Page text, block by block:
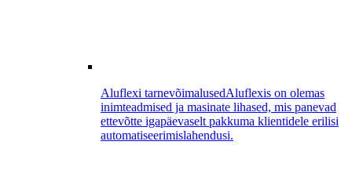
Aluflexi tarnevõimalusedAluflexis on olemas
inimteadmised ja masinate lihased, mis panevad
ettevõtte igapäevaselt pakkuma klientidele erilisi
automatiseerimislahendusi.